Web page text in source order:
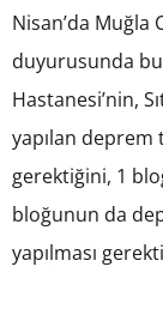
Nisan’da Muğla
duyurusunda
Hastanesi’nin,
yapılan deprem
gerektiğini, 1
bloğunun da
yapılması